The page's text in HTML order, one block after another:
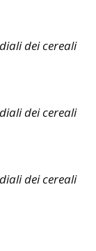
dei cereali
dei cereali
dei cereali